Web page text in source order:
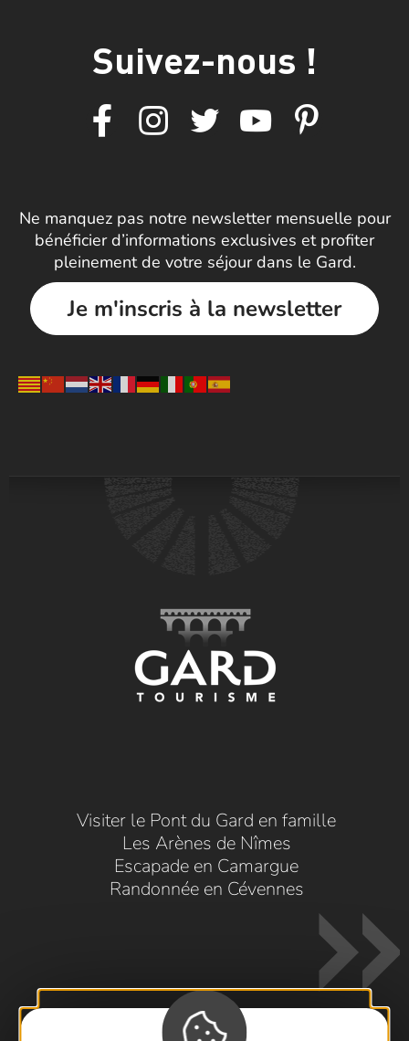
Suivez-nous !
Ne manquez pas notre newsletter mensuelle pour
bénéficier d’informations exclusives et profiter
pleinement de votre séjour dans le Gard.
Je m'inscris à la newsletter
Visiter le Pont du Gard en famille
Les Arènes de Nîmes
Escapade en Camargue
Randonnée en Cévennes